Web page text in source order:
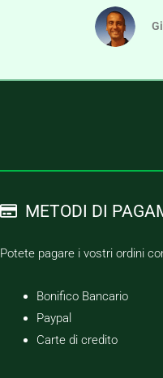
METODI DI
Potete pagare i vostri ordini
Bonifico Bancario
Paypal
Carte di credito